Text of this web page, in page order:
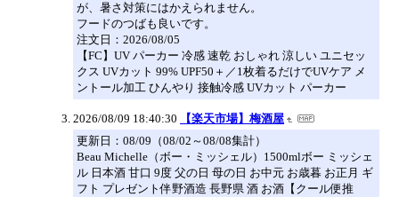
が、暑さ対策にはかえられません。
フードのつばも良いです。
注文日：2026/08/05
【FC】UV パーカー 冷感 速乾 おしゃれ 涼しい ユニセッ
クス UVカット 99% UPF50＋／1枚着るだけでUVケア メ
ントール加工 ひんやり 接触冷感 UVカット パーカー
2026/08/09 18:40:30
【楽天市場】梅酒屋
更新日：08/09（08/02～08/08集計）
Beau Michelle（ボー・ミッシェル）1500mlボー ミッシェ
ル 日本酒 甘口 9度 父の日 母の日 お中元 お歳暮 お正月 ギ
フト プレゼント伴野酒造 長野県 酒 お酒【クール便推